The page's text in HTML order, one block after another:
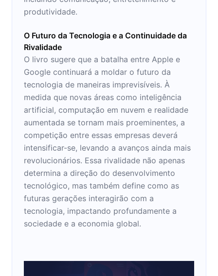
produtividade.
O Futuro da Tecnologia e a Continuidade da
Rivalidade
O livro sugere que a batalha entre Apple e
Google continuará a moldar o futuro da
tecnologia de maneiras imprevisíveis. À
medida que novas áreas como inteligência
artificial, computação em nuvem e realidade
aumentada se tornam mais proeminentes, a
competição entre essas empresas deverá
intensificar-se, levando a avanços ainda mais
revolucionários. Essa rivalidade não apenas
determina a direção do desenvolvimento
tecnológico, mas também define como as
futuras gerações interagirão com a
tecnologia, impactando profundamente a
sociedade e a economia global.